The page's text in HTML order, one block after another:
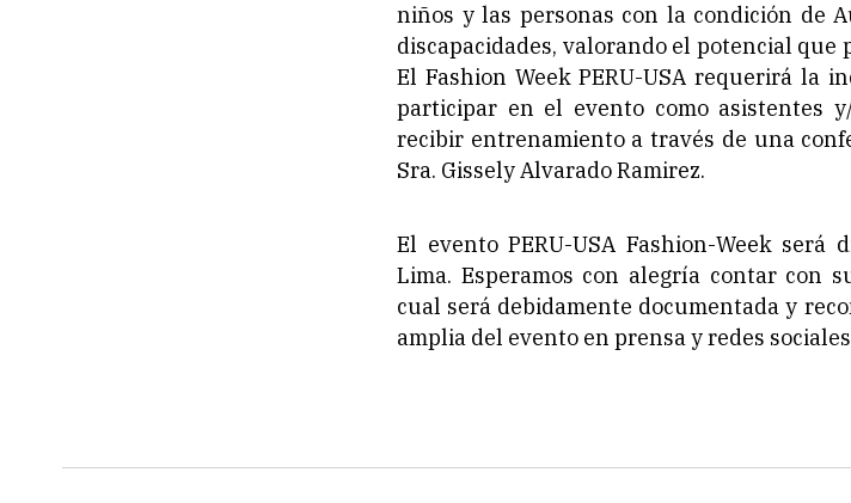
niños y las personas con la condición de
discapacidades, valorando el potencial que
El Fashion Week PERU-USA requerirá la
participar en el evento como asistentes
recibir entrenamiento a través de una
Sra. Gissely Alvarado Ramirez.
El evento PERU-USA Fashion-Week
Lima. Esperamos con alegría contar con
cual será debidamente documentada y
amplia del evento en prensa y redes